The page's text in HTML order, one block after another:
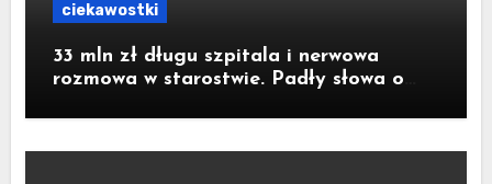
ciekawostki
33 mln zł długu szpitala i nerwowa
rozmowa w starostwie. Padły słowa o
nagranie